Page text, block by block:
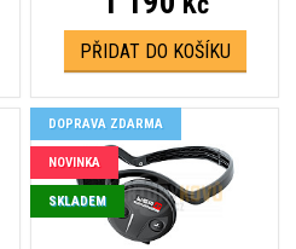
PŘIDAT DO KOŠÍKU
DOPRAVA ZDARMA
NOVINKA
SKLADEM